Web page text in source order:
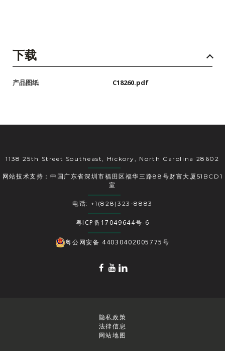
下载
产品图纸 C18260.pdf
1138 25th Street Southeast, Hickory, North Carolina 28602
网站技术支持：中国广东省深圳市福田区福华三路88号财富大厦51BCD1
室
电话: +1(828)323-8883
粤ICP备17049644号-6
粤公网安备 44030402005775号
隐私政策
法律信息
网站地图